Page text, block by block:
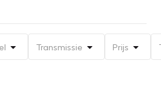
Transmissie Prijs